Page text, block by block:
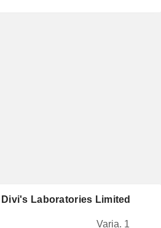
Laboratories Limited
Varia. 1